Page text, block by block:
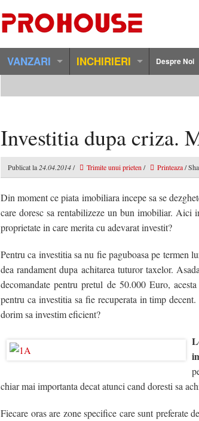
VANZARI
Vanzari Apartamente 2 Camere Bacau
Vanzari Apartamente 3 Camere Bacau
Vanzari Apartamente 4 Camere Bacau
Vanzari Apartamente Duplex Bacau
Vanzari Apartamente Speciale Bacau
Vanzari Case / Vile Bacau
Vanzari Spatii Birouri Bacau
Vanzari Terenuri Agricole Bacau
Vanzari Terenuri Constructii Bacau
INCHIRIERI
Inchirieri Apartamente 2 Camere
Inchirieri Apartamente 3 Camere
Inchirieri Apartamente 4 Camere
Inchirieri Apartamente Duplex Bacau
Inchirieri Case / Vile Bacau
Inchirieri Spatii Comerciale Bacau
Inchirieri Terenuri Constructii Bacau
Despre Noi
Investitia dupa criza.
Publicat la 24.04.2014/ Trimite unui prieten / Printeaza /
Din moment ce piata imobiliara incepe sa se
care doresc sa rentabilizeze un bun imobiliar. Aici
proprietate in care merita cu adevarat investit?
Pentru ca investitia sa nu fie paguboasa pe termen
dea randament dupa achitarea tuturor taxelor.
decomandate pentru pretul de 50.000 Euro,
pentru ca investitia sa fie recuperata in timp
dorim sa investim eficient?
chiar mai importanta decat atunci cand doresti sa
Fiecare oras are zone specifice care sunt preferate